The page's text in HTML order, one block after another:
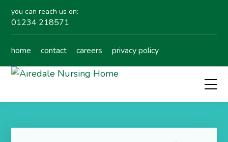
you can reach us on:
01234 218571
home contact careers privacy policy